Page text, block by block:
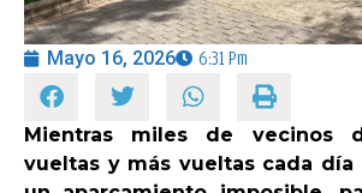
ENTREVISTAS
OPINIÓN
PROGRAMAS
Mayo 16, 2026 6:31 Pm
Mientras miles de vecinos
vueltas y más vueltas cada día